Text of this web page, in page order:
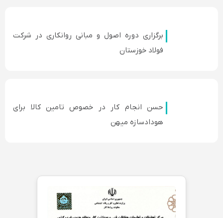
برگزاری دوره اصول و مبانی روانکاری در شرکت
فولاد خوزستان
حسن انجام کار در خصوص تامین کالا برای
هودادسازه میهن